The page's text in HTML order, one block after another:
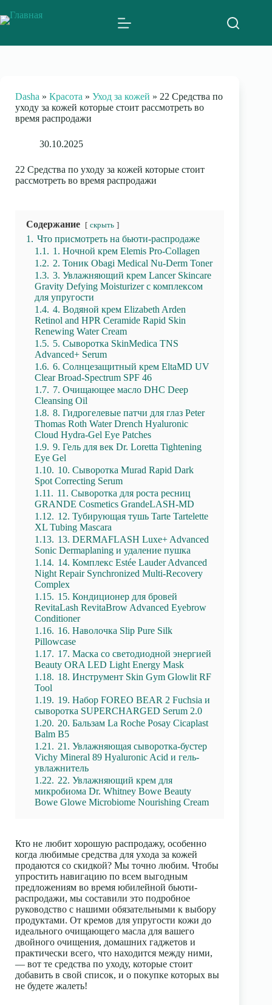
to
content
Dasha » Красота » Уход за кожей » 22 Средства по
уходу за кожей которые стоит рассмотреть во
время распродажи
30.10.2025
22 Средства по уходу за кожей которые стоит
рассмотреть во время распродажи
Содержание скрыть
1. Что присмотреть на бьюти-распродаже
1.1. 1. Ночной крем Elemis Pro-Collagen
1.2. 2. Тоник Obagi Medical Nu-Derm Toner
1.3. 3. Увлажняющий крем Lancer Skincare
Gravity Defying Moisturizer с комплексом
для упругости
1.4. 4. Водяной крем Elizabeth Arden
Retinol and HPR Ceramide Rapid Skin
Renewing Water Cream
1.5. 5. Сыворотка SkinMedica TNS
Advanced+ Serum
1.6. 6. Солнцезащитный крем EltaMD UV
Clear Broad-Spectrum SPF 46
1.7. 7. Очищающее масло DHC Deep
Cleansing Oil
1.8. 8. Гидрогелевые патчи для глаз Peter
Thomas Roth Water Drench Hyaluronic
Cloud Hydra-Gel Eye Patches
1.9. 9. Гель для век Dr. Loretta Tightening
Eye Gel
1.10. 10. Сыворотка Murad Rapid Dark
Spot Correcting Serum
1.11. 11. Сыворотка для роста ресниц
GRANDE Cosmetics GrandeLASH-MD
1.12. 12. Тубирующая тушь Tarte Tartelette
XL Tubing Mascara
1.13. 13. DERMAFLASH Luxe+ Advanced
Sonic Dermaplaning и удаление пушка
1.14. 14. Комплекс Estée Lauder Advanced
Night Repair Synchronized Multi-Recovery
Complex
1.15. 15. Кондиционер для бровей
RevitaLash RevitaBrow Advanced Eyebrow
Conditioner
1.16. 16. Наволочка Slip Pure Silk
Pillowcase
1.17. 17. Маска со светодиодной энергией
Beauty ORA LED Light Energy Mask
1.18. 18. Инструмент Skin Gym Glowlit RF
Tool
1.19. 19. Набор FOREO BEAR 2 Fuchsia и
сыворотка SUPERCHARGED Serum 2.0
1.20. 20. Бальзам La Roche Posay Cicaplast
Balm B5
1.21. 21. Увлажняющая сыворотка-бустер
Vichy Mineral 89 Hyaluronic Acid и гель-
увлажнитель
1.22. 22. Увлажняющий крем для
микробиома Dr. Whitney Bowe Beauty
Bowe Glowe Microbiome Nourishing Cream
Кто не любит хорошую распродажу, особенно
когда любимые средства для ухода за кожей
продаются со скидкой? Мы точно любим. Чтобы
упростить навигацию по всем выгодным
предложениям во время юбилейной бьюти-
распродажи, мы составили это подробное
руководство с нашими обязательными к выбору
продуктами. От кремов для упругости кожи до
идеального очищающего масла для вашего
двойного очищения, домашних гаджетов и
практически всего, что находится между ними,
— вот те средства по уходу, которые стоит
добавить в свой список, и о покупке которых вы
не будете жалеть!